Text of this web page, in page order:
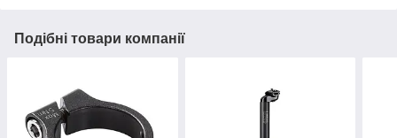
Подібні товари компанії